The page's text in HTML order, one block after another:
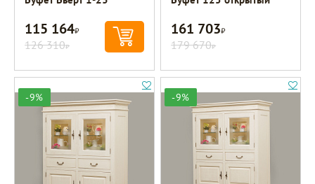
115 164Р
126 310Р
161 703Р
179 670Р
-9% -9%